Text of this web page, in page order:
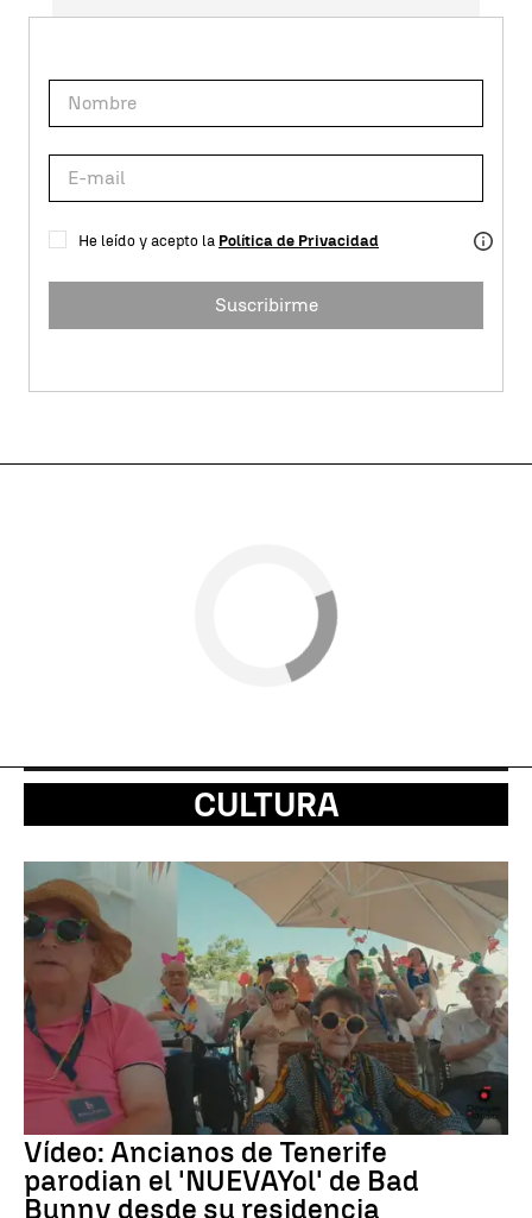
He leído y acepto la Política de Privacidad
Suscribirme
CULTURA
Vídeo: Ancianos de Tenerife
parodian el 'NUEVAYol' de Bad
Bunny desde su residencia